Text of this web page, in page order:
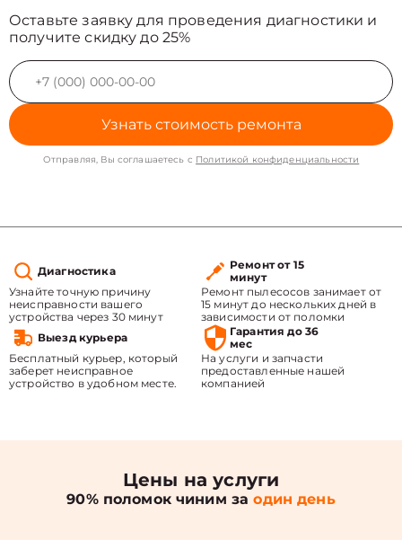
Оставьте заявку для проведения диагностики и
получите скидку до 25%
Узнать стоимость ремонта
Отправляя, Вы соглашаетесь с Политикой конфиденциальности
Диагностика
Узнайте точную причину
неисправности вашего
устройства через 30 минут
Ремонт от 15
минут
Ремонт пылесосов занимает от
15 минут до нескольких дней в
зависимости от поломки
Выезд курьера
Бесплатный курьер, который
заберет неисправное
устройство в удобном месте.
Гарантия до 36
мес
На услуги и запчасти
предоставленные нашей
компанией
Цены на услуги
90% поломок чиним заодин день